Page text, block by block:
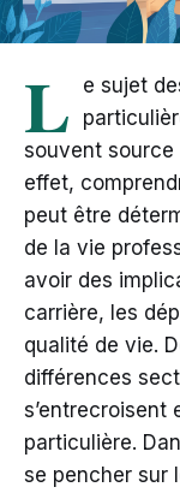
L
e sujet
souvent source
effet,
peut être
de la vie
avoir des
carrière, les
qualité de vie.
différences
s’entrecroisent
particulière.
se pencher sur